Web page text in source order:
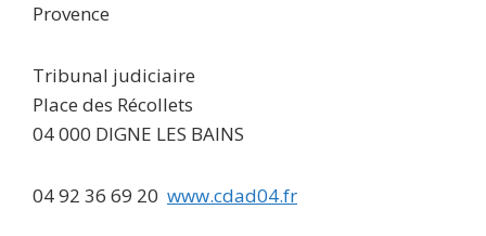
Provence
Tribunal judiciaire
Place des Récollets
04 000 DIGNE LES BAINS
04 92 36 69 20 www.cdad04.fr